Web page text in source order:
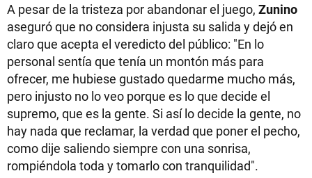
A pesar de la tristeza por abandonar el juego, Zunino
aseguró que no considera injusta su salida y dejó en
claro que acepta el veredicto del público: "En lo
personal sentía que tenía un montón más para
ofrecer, me hubiese gustado quedarme mucho más,
pero injusto no lo veo porque es lo que decide el
supremo, que es la gente. Si así lo decide la gente, no
hay nada que reclamar, la verdad que poner el pecho,
como dije saliendo siempre con una sonrisa,
rompiéndola toda y tomarlo con tranquilidad".